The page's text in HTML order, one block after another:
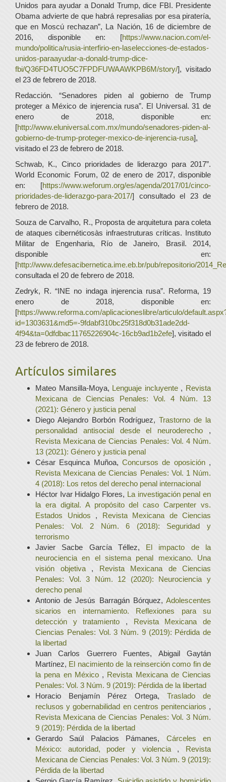
Unidos para ayudar a Donald Trump, dice FBI. Presidente
Obama advierte de que habrá represalias por esa piratería,
que en Moscú rechazan”, La Nación, 16 de diciembre de
2016, disponible en: [https://www.nacion.com/el-
mundo/politica/rusia-interfirio-en-laselecciones-de-estados-
unidos-paraayudar-a-donald-trump-dice-
fbi/Q36FD4TUO5C7FPDFUWAAWKPB6M/story/], visitado
el 23 de febrero de 2018.
Redacción. “Senadores piden al gobierno de Trump
proteger a México de injerencia rusa”. El Universal. 31 de
enero de 2018, disponible en:
[http://www.eluniversal.com.mx/mundo/senadores-piden-al-
gobierno-de-trump-proteger-mexico-de-injerencia-rusa],
visitado el 23 de febrero de 2018.
Schwab, K., Cinco prioridades de liderazgo para 2017”.
World Economic Forum, 02 de enero de 2017, disponible
en: [https://www.weforum.org/es/agenda/2017/01/cinco-
prioridades-de-liderazgo-para-2017/] consultado el 23 de
febrero de 2018.
Souza de Carvalho, R., Proposta de arquitetura para coleta
de ataques cibernéticosàs infraestruturas críticas. Instituto
Militar de Engenharia, Río de Janeiro, Brasil. 2014,
disponible en:
[http://www.defesacibernetica.ime.eb.br/pub/repositorio/
consultada el 20 de febrero de 2018.
Zedryk, R. “INE no indaga injerencia rusa”. Reforma, 19
enero de 2018, disponible en:
[https://www.reforma.com/aplicacioneslibre/articulo/
id=1303631&md5=-9fdabf310bc25f318d0b31ade2dd-
4f94&ta=0dfdbac11765226904c-16cb9ad1b2efe], visitado el
23 de febrero de 2018.
Artículos similares
Mateo Mansilla-Moya, Lenguaje incluyente , Revista
Mexicana de Ciencias Penales: Vol. 4 Núm. 13
(2021): Género y justicia penal
Diego Alejandro Borbón Rodríguez, Trastorno de la
personalidad antisocial desde el neuroderecho ,
Revista Mexicana de Ciencias Penales: Vol. 4 Núm.
13 (2021): Género y justicia penal
César Esquinca Muñoa, Concursos de oposición ,
Revista Mexicana de Ciencias Penales: Vol. 1 Núm.
4 (2018): Los retos del derecho penal internacional
Héctor Ivar Hidalgo Flores, La investigación penal en
la era digital. A propósito del caso Carpenter vs.
Estados Unidos ,
Revista Mexicana de Ciencias
Penales: Vol. 2 Núm. 6 (2018): Seguridad y
terrorismo
Javier Sacbe García Téllez,
El impacto de la
neurociencia en el sistema penal mexicano. Una
visión objetiva ,
Revista Mexicana de Ciencias
Penales: Vol. 3 Núm. 12 (2020): Neurociencia y
derecho penal
Antonio de Jesús Barragán Bórquez, Adolescentes
sicarios en internamiento. Reflexiones para su
detección y tratamiento ,
Revista Mexicana de
Ciencias Penales: Vol. 3 Núm. 9 (2019): Pérdida de
la libertad
Juan Carlos Guerrero Fuentes, Abigail Gaytán
Martínez, El nacimiento de la reinserción como fin de
la pena en México , Revista Mexicana de Ciencias
Penales: Vol. 3 Núm. 9 (2019): Pérdida de la libertad
Horacio Benjamín Pérez Ortega, Traslado de
reclusos y gobernabilidad en centros penitenciarios ,
Revista Mexicana de Ciencias Penales: Vol. 3 Núm.
9 (2019): Pérdida de la libertad
Gerardo Saúl Palacios Pámanes, Cárceles en
México: autoridad, poder y violencia ,
Revista
Mexicana de Ciencias Penales: Vol. 3 Núm. 9 (2019):
Pérdida de la libertad